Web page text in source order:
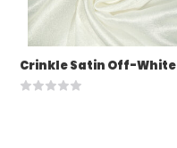
Crinkle Satin Off-White